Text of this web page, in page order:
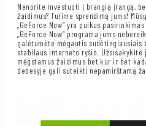
Nenorite investuoti į brangią įrangą,
žaidimus? Turime sprendimą jums!
„GeForce Now“ yra puikus
„GeForce Now“ programa jums
galėtumėte mėgautis sudėtingiausiais
stabilaus interneto ryšio.
mėgstamus žaidimus bet kur ir bet
debesyje gali suteikti nepamirštamą